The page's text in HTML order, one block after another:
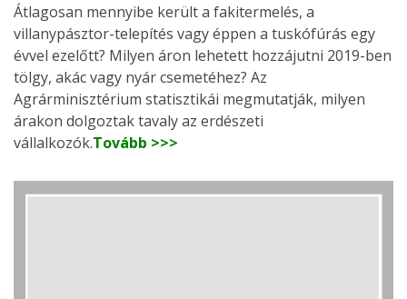
Átlagosan mennyibe került a fakitermelés, a
villanypásztor-telepítés vagy éppen a tuskófúrás egy
évvel ezelőtt? Milyen áron lehetett hozzájutni 2019-ben
tölgy, akác vagy nyár csemetéhez? Az
Agrárminisztérium statisztikái megmutatják, milyen
árakon dolgoztak tavaly az erdészeti
vállalkozók.Tovább >>>